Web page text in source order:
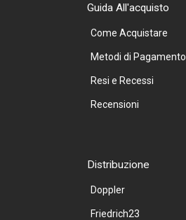
Guida All'acquisto
Come Acquistare
Metodi di Pagamento
Resi e Recessi
Recensioni
Distribuzione
Doppler
Friedrich23